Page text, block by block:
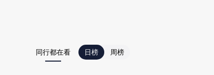
同行都在看 日榜 周榜